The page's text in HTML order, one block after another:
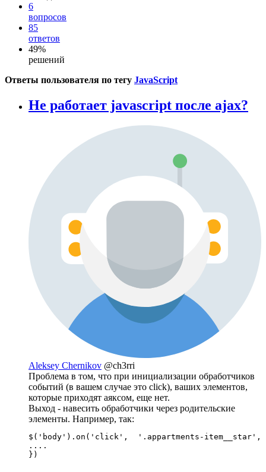
6
вопросов
85
ответов
49%
решений
Ответы пользователя по тегу JavaScript
Не работает javascript после ajax?
Aleksey Chernikov @ch3rri
Проблема в том, что при инициализации обработчиков
событий (в вашем случае это click), ваших элементов,
которые приходят аяксом, еще нет.
Выход - навесить обработчики через родительские
элементы. Например, так:
$('body').on('click',  '.appartments-
....
})